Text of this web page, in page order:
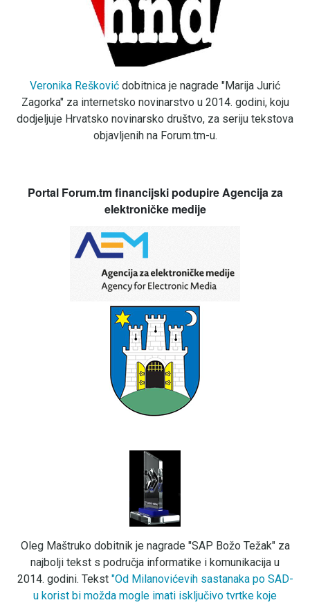
Veronika Rešković dobitnica je nagrade "Marija Jurić
Zagorka" za internetsko novinarstvo u 2014. godini, koju
dodjeljuje Hrvatsko novinarsko društvo, za seriju tekstova
objavljenih na Forum.tm-u.
Portal Forum.tm financijski podupire Agencija za
elektroničke medije
Oleg Maštruko dobitnik je nagrade "SAP Božo Težak" za
najbolji tekst s područja informatike i komunikacija u
2014. godini. Tekst "Od Milanovićevih sastanaka po SAD-
u korist bi možda mogle imati isključivo tvrtke koje